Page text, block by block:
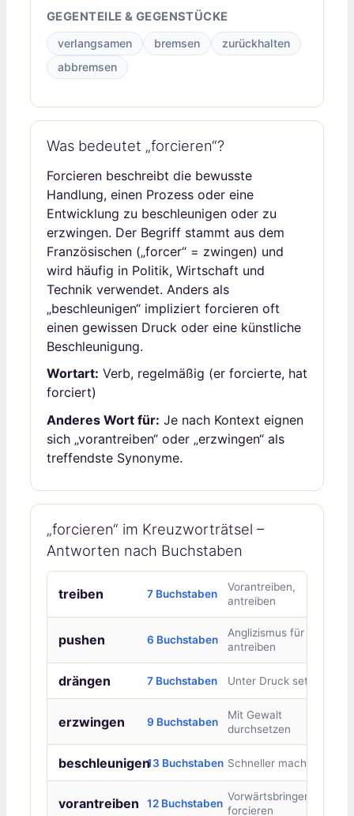
GEGENTEILE & GEGENSTÜCKE
verlangsamen bremsen
zurückhalten
abbremsen
Was bedeutet „forcieren“?
Forcieren beschreibt die bewusste
Handlung, einen Prozess oder eine
Entwicklung zu beschleunigen oder zu
erzwingen. Der Begriff stammt aus dem
Französischen („forcer“ = zwingen) und
wird häufig in Politik, Wirtschaft und
Technik verwendet. Anders als
„beschleunigen“ impliziert forcieren oft
einen gewissen Druck oder eine künstliche
Beschleunigung.
Wortart: Verb, regelmäßig (er forcierte, hat
forciert)
Anderes Wort für: Je nach Kontext eignen
sich „vorantreiben“ oder „erzwingen“ als
treffendste Synonyme.
„forcieren“ im Kreuzworträtsel –
Antworten nach Buchstaben
treiben 7 Buchstaben
Vorantreiben,
antreiben
pushen 6 Buchstaben
Anglizismus für
antreiben
drängen 7 Buchstaben Unter Druck setzen
erzwingen 9 Buchstaben
Mit Gewalt
durchsetzen
beschleunigen13 Buchstaben Schneller machen
vorantreiben 12 Buchstaben
Vorwärtsbringen,
forcieren